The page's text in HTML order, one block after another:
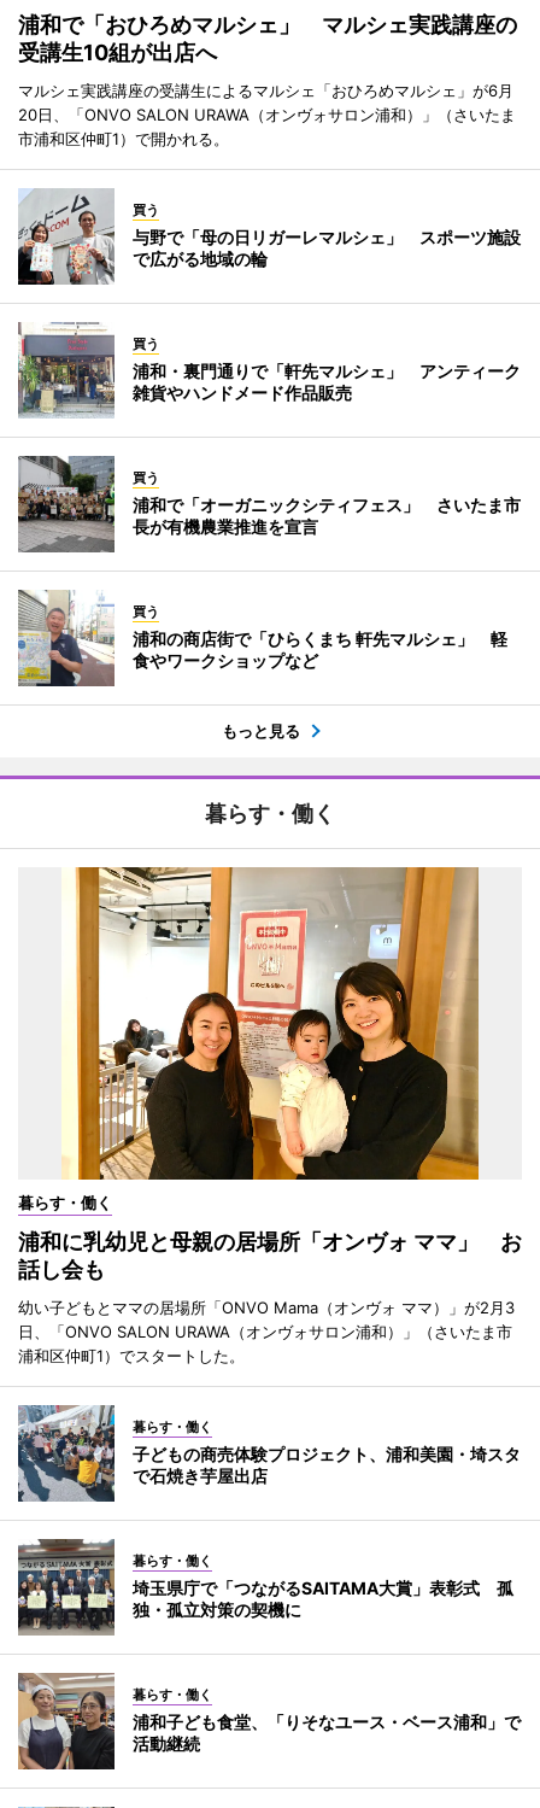
浦和で「おひろめマルシェ」 マルシェ実践講座の
受講生10組が出店へ
マルシェ実践講座の受講生によるマルシェ「おひろめマルシェ」が6月
20日、「ONVO SALON URAWA（オンヴォサロン浦和）」（さいたま
市浦和区仲町1）で開かれる。
買う
与野で「母の日リガーレマルシェ」 スポーツ施設
で広がる地域の輪
買う
浦和・裏門通りで「軒先マルシェ」 アンティーク
雑貨やハンドメード作品販売
買う
浦和で「オーガニックシティフェス」 さいたま市
長が有機農業推進を宣言
買う
浦和の商店街で「ひらくまち 軒先マルシェ」 軽
食やワークショップなど
もっと見る
暮らす・働く
暮らす・働く
浦和に乳幼児と母親の居場所「オンヴォ ママ」 お
話し会も
幼い子どもとママの居場所「ONVO Mama（オンヴォ ママ）」が2月3
日、「ONVO SALON URAWA（オンヴォサロン浦和）」（さいたま市
浦和区仲町1）でスタートした。
暮らす・働く
子どもの商売体験プロジェクト、浦和美園・埼スタ
で石焼き芋屋出店
暮らす・働く
埼玉県庁で「つながるSAITAMA大賞」表彰式 孤
独・孤立対策の契機に
暮らす・働く
浦和子ども食堂、「りそなユース・ベース浦和」で
活動継続